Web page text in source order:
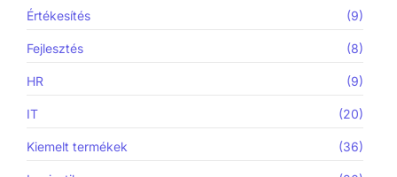
Értékesítés (9)
Fejlesztés (8)
HR (9)
IT (20)
Kiemelt termékek (36)